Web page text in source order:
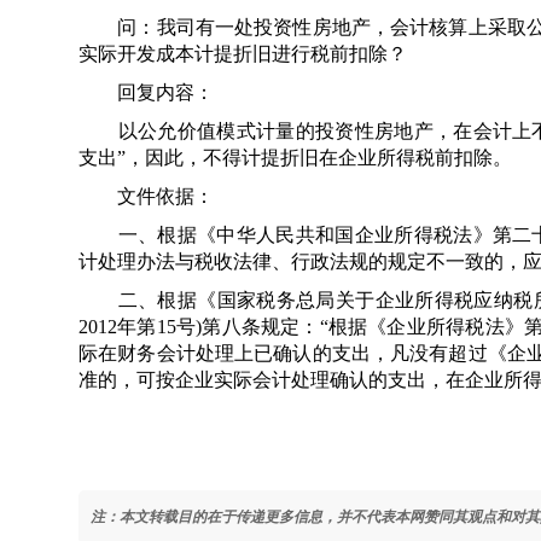
问：我司有一处投资性房地产，会计核算上采取
实际开发成本计提折旧进行税前扣除？
回复内容：
以公允价值模式计量的投资性房地产，在会计上
支出”，因此，不得计提折旧在企业所得税前扣除。
文件依据：
一、根据《中华人民共和国企业所得税法》第二
计处理办法与税收法律、行政法规的规定不一致的，
二、根据《国家税务总局关于企业所得税应纳税
2012年第15号)第八条规定：“根据《企业所得税法
际在财务会计处理上已确认的支出，凡没有超过《
准的，可按企业实际会计处理确认的支出，在企业所
注：本文转载目的在于传递更多信息，并不代表本网赞同其观点和对